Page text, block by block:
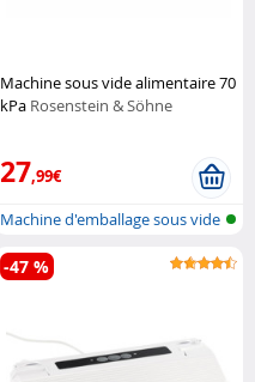
Machine sous vide alimentaire 70
kPa Rosenstein & Söhne
27,99€
Machine d'emballage sous vide
2 en...
-47 %